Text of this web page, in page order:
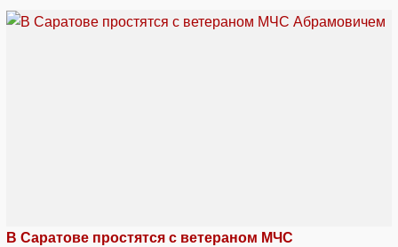
В Саратове простятся с ветераном МЧС